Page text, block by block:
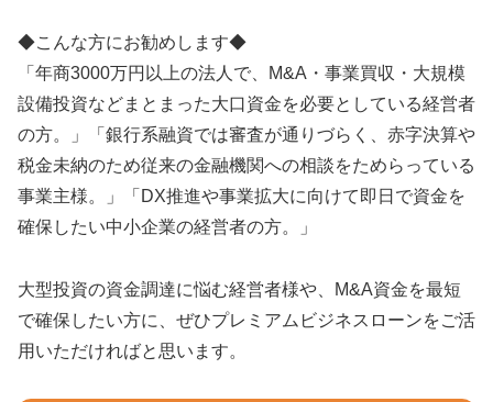
◆こんな方にお勧めします◆
「年商3000万円以上の法人で、M&A・事業買収・大規模
設備投資などまとまった大口資金を必要としている経営者
の方。」「銀行系融資では審査が通りづらく、赤字決算や
税金未納のため従来の金融機関への相談をためらっている
事業主様。」「DX推進や事業拡大に向けて即日で資金を
確保したい中小企業の経営者の方。」
大型投資の資金調達に悩む経営者様や、M&A資金を最短
で確保したい方に、ぜひプレミアムビジネスローンをご活
用いただければと思います。